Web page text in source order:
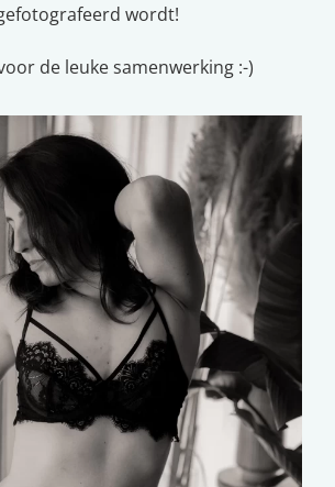
wordt!
de leuke samenwerking :-)